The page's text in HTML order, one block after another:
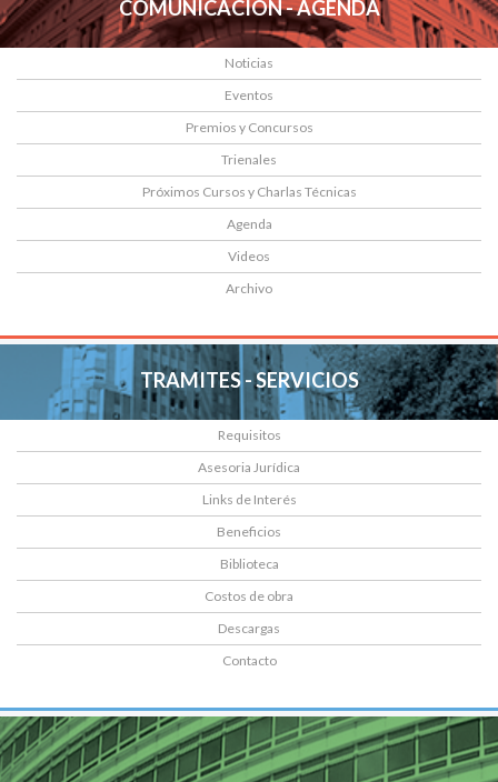
COMUNICACION - AGENDA
Noticias
Eventos
Premios y Concursos
Trienales
Próximos Cursos y Charlas Técnicas
Agenda
Videos
Archivo
TRAMITES - SERVICIOS
Requisitos
Asesoria Jurídica
Links de Interés
Beneficios
Biblioteca
Costos de obra
Descargas
Contacto